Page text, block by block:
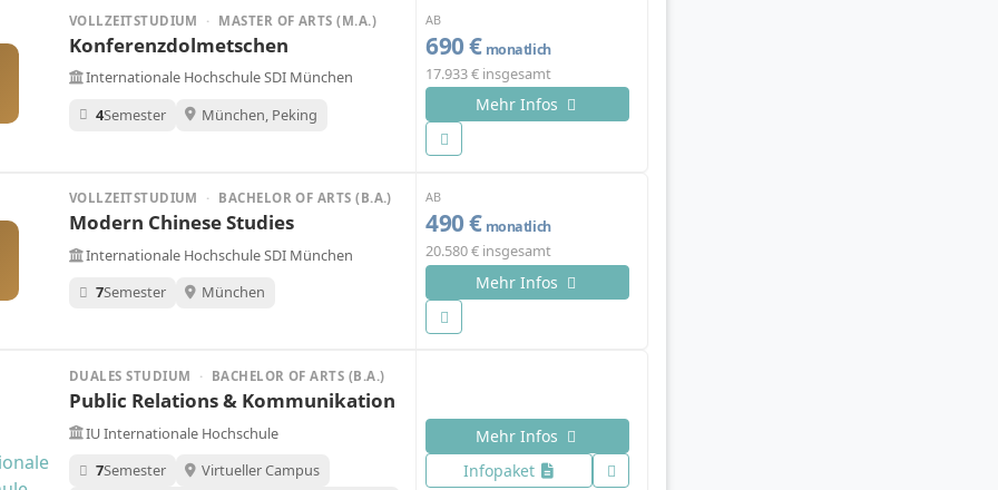
VOLLZEITSTUDIUM · MASTER OF ARTS (M.A.)
Konferenzdolmetschen
Internationale Hochschule SDI München
4Semester München, Peking
AB
690 € monatlich
17.933 € insgesamt
Mehr Infos
VOLLZEITSTUDIUM · BACHELOR OF ARTS (B.A.)
Modern Chinese Studies
Internationale Hochschule SDI München
7Semester München
AB
490 € monatlich
20.580 € insgesamt
Mehr Infos
DUALES STUDIUM · BACHELOR OF ARTS (B.A.)
Public Relations & Kommunikation
IU Internationale Hochschule
7Semester
Virtueller Campus
Mehr Infos
Infopaket